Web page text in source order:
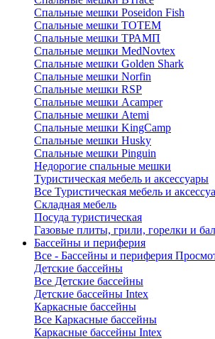
Спальные мешки Poseidon Fish
Спальные мешки ТОТЕМ
Спальные мешки ТРАМП
Cпальные мешки MedNovtex
Спальные мешки Golden Shark
Спальные мешки Norfin
Спальные мешки RSP
Спальные мешки Acamper
Спальные мешки Atemi
Спальные мешки KingCamp
Спальные мешки Husky
Спальные мешки Pinguin
Недорогие спальные мешки
Туристическая мебель и аксессуары
Все Туристическая мебель и
Складная мебель
Посуда туристическая
Газовые плиты, грили, горелки и
Бассейны и периферия
Все - Бассейны и периферия
Детские бассейны
Все Детские бассейны
Детские бассейны Intex
Каркасные бассейны
Все Каркасные бассейны
Каркасные бассейны Intex